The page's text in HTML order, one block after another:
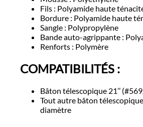
Fils : Polyamide haute
Bordure : Polyamide haute
Sangle : Polypropylène
Bande auto-agrippante :
Renforts : Polymère
COMPATIBILITÉS :
Bâton télescopique 21’’
Tout autre bâton
diamètre